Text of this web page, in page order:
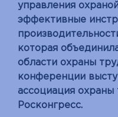
управления
эффективные
которая
области охраны
конференции
ассоциация
Росконгресс.